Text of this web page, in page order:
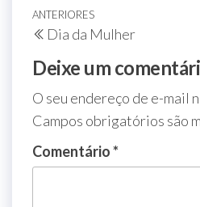
ANTERIORES
Dia da Mulher
Deixe um
O seu endereço de e-mail
Campos obrigatórios são
Comentário*